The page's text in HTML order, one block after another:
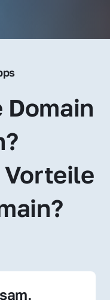
Domain
Vorteile